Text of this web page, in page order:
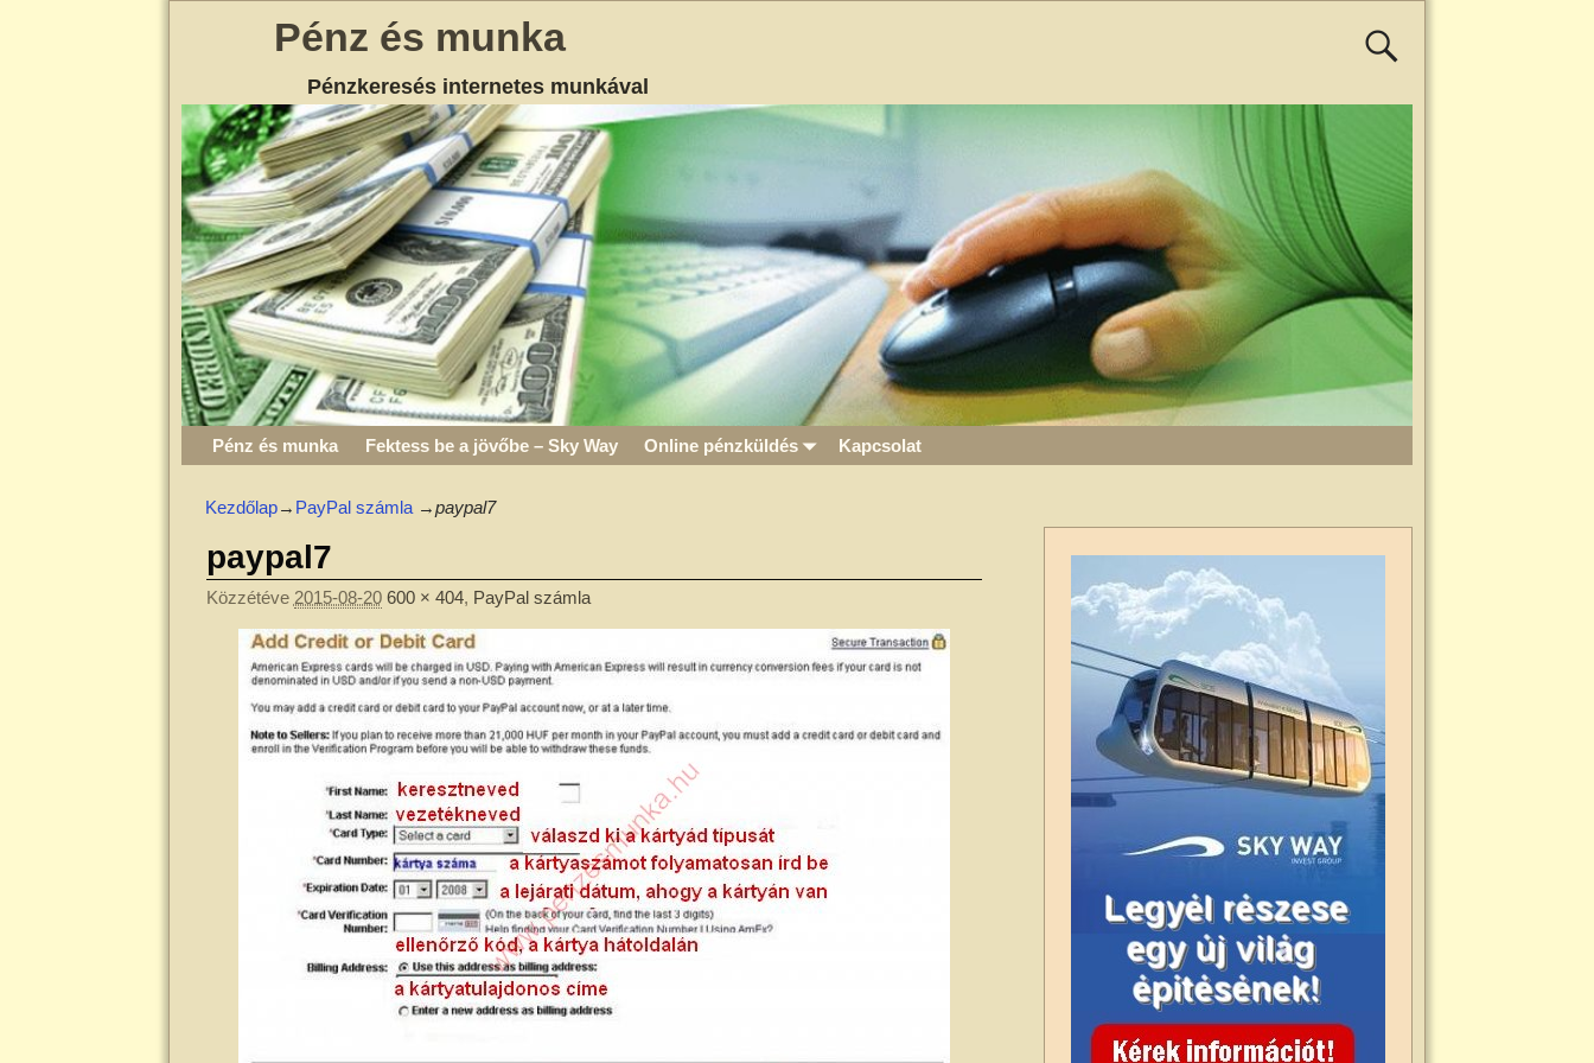
Pénz és munka
Pénzkeresés internetes munkával
Pénz és munka Fektess be a jövőbe – Sky Way Online pénzküldés Kapcsolat
Kezdőlap→ PayPal számla →paypal7
paypal7
Közzétéve 2015-08-20 600 × 404, PayPal számla